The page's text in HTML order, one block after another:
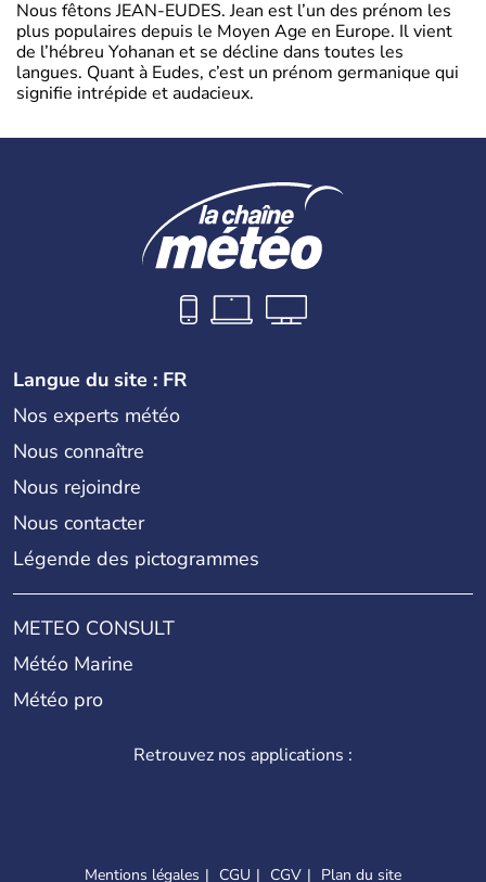
Nous fêtons JEAN-EUDES. Jean est l’un des prénom les
plus populaires depuis le Moyen Age en Europe. Il vient
de l’hébreu Yohanan et se décline dans toutes les
langues. Quant à Eudes, c’est un prénom germanique qui
signifie intrépide et audacieux.
Langue du site : FR
Nos experts météo
Nous connaître
Nous rejoindre
Nous contacter
Légende des pictogrammes
METEO CONSULT
Météo Marine
Météo pro
Retrouvez nos applications :
Mentions légales CGU CGV Plan du site